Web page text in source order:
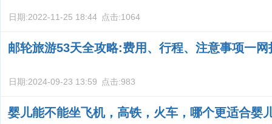
日期:2022-11-25 18:44 点击:1064
邮轮旅游53天全攻略:费用、行程、注意事项一网
日期:2024-09-23 13:59 点击:983
婴儿能不能坐飞机，高铁，火车，哪个更适合婴